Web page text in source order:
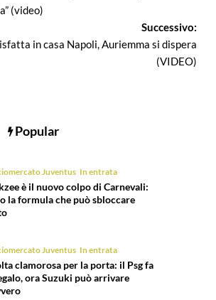
(video)
Successivo:
in casa Napoli, Auriemma si dispera
(VIDEO)
Popular
Juventus In entrata
è il nuovo colpo di Carnevali:
la formula che può sbloccare
Juventus In entrata
clamorosa per la porta: il Psg fa
ora Suzuki può arrivare